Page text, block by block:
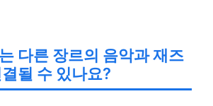
다른 장르의 음악과 재즈
될 수 있나요?